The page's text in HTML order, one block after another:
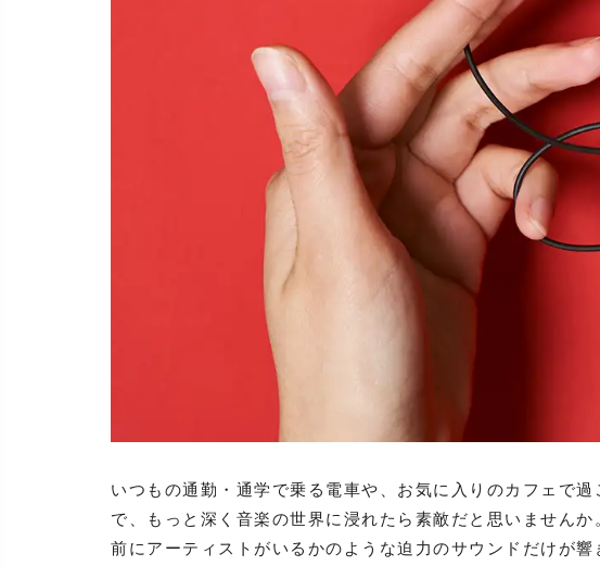
いつもの通勤・通学で乗る電車や、お気に入りのカフェで
で、もっと深く音楽の世界に浸れたら素敵だと思いません
前にアーティストがいるかのような迫力のサウンドだけが